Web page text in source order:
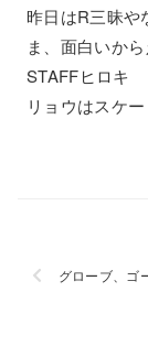
昨日はR三昧や
ま、面白いから
STAFFヒロキ
リョウはスケ
グローブ、ゴ